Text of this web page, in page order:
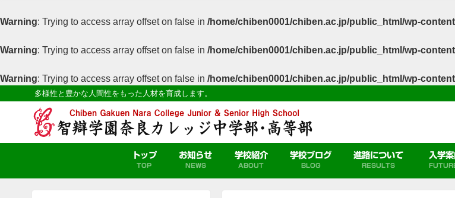
Warning: Trying to access array offset on false in /home/chiben0001/chiben.ac.jp/public_html/wp-
Warning: Trying to access array offset on false in /home/chiben0001/chiben.ac.jp/public_html/wp-
Warning: Trying to access array offset on false in /home/chiben0001/chiben.ac.jp/public_html/wp-
多様性と豊かな人間性をもった人材を育成します。
トップ
TOP
お知らせ
NEWS
学校紹介
ABOUT
学校ブログ
BLOG
進路について
RESULTS
入学